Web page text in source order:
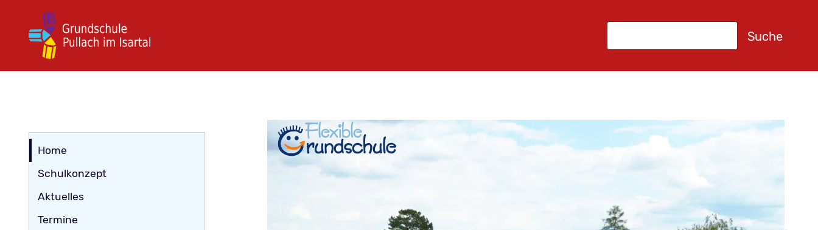
Suche
Grundschule
Pullach
Home
Schulkonzept
Aktuelles
Termine